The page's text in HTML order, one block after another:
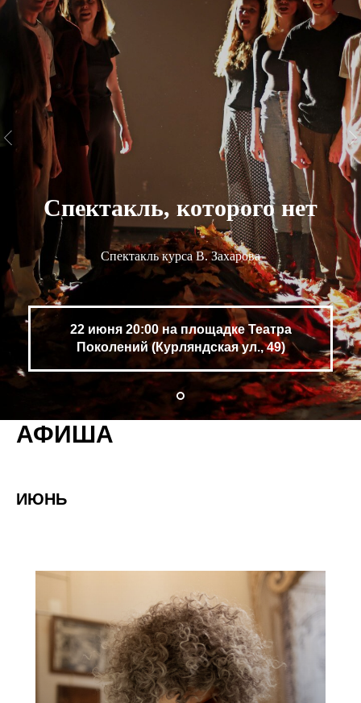
Спектакль, которого нет
Спектакль курса В. Захарова
22 июня 20:00 на площадке Театра
Поколений (Курляндская ул., 49)
АФИША
ИЮНЬ